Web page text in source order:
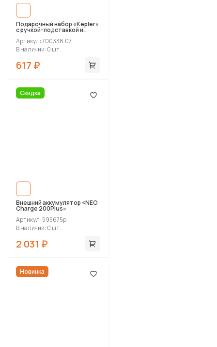
Подарочный набор «Kepler»
с ручкой-подставкой и
зарядным устройством
Артикул: 700338.07
В наличии: 0 шт.
617 ₽
Скидка
Внешний аккумулятор «NEO
Charge 200Plus»
Артикул: 595675p
В наличии: 0 шт.
2 031 ₽
Новинка